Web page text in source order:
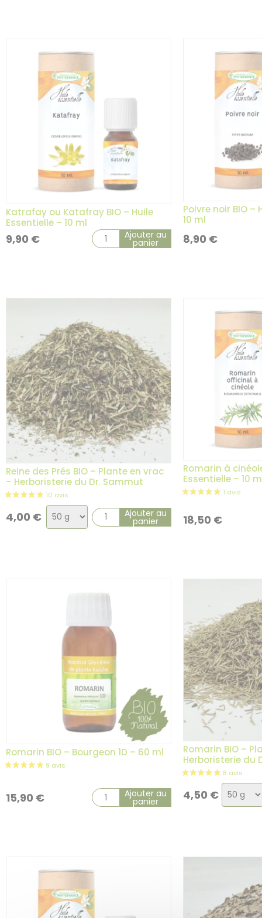
3 avis
1 avis
Katrafay ou Katafray BIO – Huile
Essentielle – 10 ml
9,90 € Ajouter au
panier
Poivre noir BIO –
10 ml
8,90 €
Reine des Prés BIO – Plante en vrac
– Herboristerie du Dr. Sammut
4,00 €
Choix
de
Ajouter au
panier
Romarin à
Essentielle – 10
18,50 €
Romarin BIO – Bourgeon 1D – 60 ml
15,90 € Ajouter au
panier
Romarin BIO –
Herboristerie du
4,50 € Choix
de